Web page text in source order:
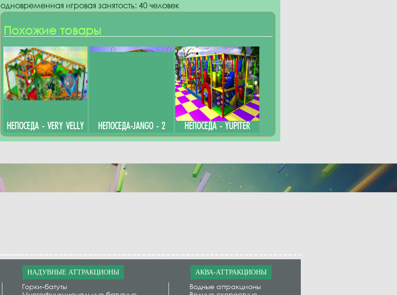
одновременная игровая занятость: 40 человек
Похожие товары
НЕПОСЕДА - VERY VELLY НЕПОСЕДА-JANGO - 2 НЕПОСЕДА - YUPITER
НАДУВНЫЕ АТТРАКЦИОНЫ
Горки-батуты
АКВА-АТТРАКЦИОНЫ
Водные аттракционы